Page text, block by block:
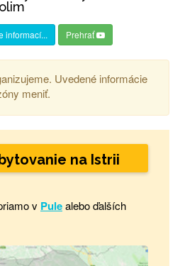
informací... Prehrať
Uvedené informácie
meniť.
na Istrii
v Pulealebo ďalších